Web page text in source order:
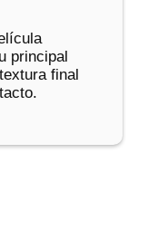
principal
final